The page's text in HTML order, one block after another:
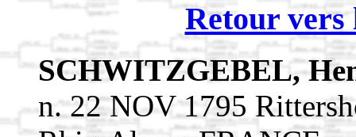
Retour vers
SCHWITZGEBEL,
n. 22 NOV 1795